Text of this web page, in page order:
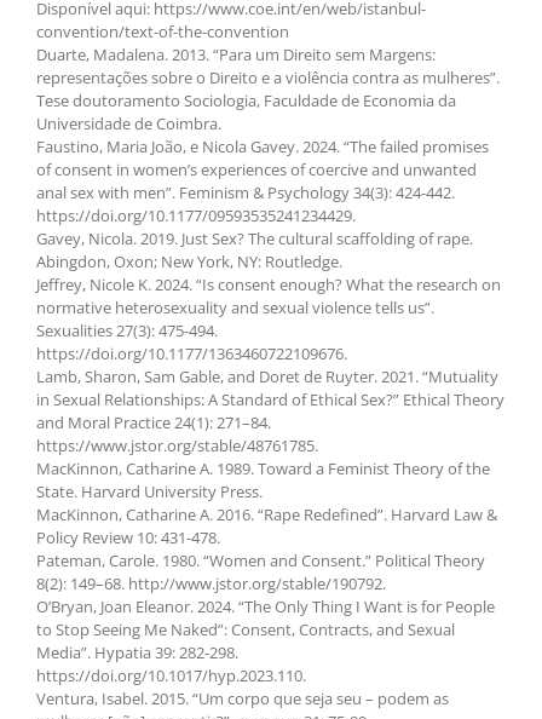
Disponível aqui: https://www.coe.int/en/web/istanbul-
convention/text-of-the-convention
Duarte, Madalena. 2013. “Para um Direito sem Margens:
representações sobre o Direito e a violência contra as mulheres”.
Tese doutoramento Sociologia, Faculdade de Economia da
Universidade de Coimbra.
Faustino, Maria João, e Nicola Gavey. 2024. “The failed promises
of consent in women’s experiences of coercive and unwanted
anal sex with men”. Feminism & Psychology 34(3): 424-442.
https://doi.org/10.1177/09593535241234429.
Gavey, Nicola. 2019. Just Sex? The cultural scaffolding of rape.
Abingdon, Oxon; New York, NY: Routledge.
Jeffrey, Nicole K. 2024. “Is consent enough? What the research on
normative heterosexuality and sexual violence tells us”.
Sexualities 27(3): 475-494.
https://doi.org/10.1177/1363460722109676.
Lamb, Sharon, Sam Gable, and Doret de Ruyter. 2021. “Mutuality
in Sexual Relationships: A Standard of Ethical Sex?” Ethical Theory
and Moral Practice 24(1): 271–84.
https://www.jstor.org/stable/48761785.
MacKinnon, Catharine A. 1989. Toward a Feminist Theory of the
State. Harvard University Press.
MacKinnon, Catharine A. 2016. “Rape Redefined”. Harvard Law &
Policy Review 10: 431-478.
Pateman, Carole. 1980. “Women and Consent.” Political Theory
8(2): 149–68. http://www.jstor.org/stable/190792.
O’Bryan, Joan Eleanor. 2024. “The Only Thing I Want is for People
to Stop Seeing Me Naked”: Consent, Contracts, and Sexual
Media”. Hypatia 39: 282-298.
https://doi.org/10.1017/hyp.2023.110.
Ventura, Isabel. 2015. “Um corpo que seja seu – podem as